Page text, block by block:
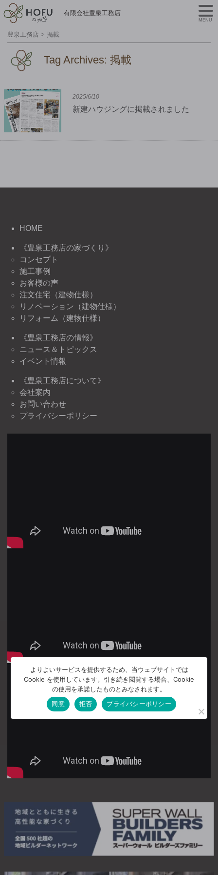
有限会社豊泉工務店
豊泉工務店 > 掲載
Tag Archives: 掲載
2025/6/10
新建ハウジングに掲載されました
MENU
HOME
《豊泉工務店の家づくり》
コンセプト
施工事例
お客様の声
注文住宅（建物仕様）
リノベーション（建物仕様）
リフォーム（建物仕様）
《豊泉工務店の情報》
ニュース＆トピックス
イベント情報
《豊泉工務店について》
会社案内
お問い合わせ
プライバシーポリシー
よりよいサービスを提供するため、当ウェブサイトでは
Cookie を使用しています。引き続き閲覧する場合、Cookie
の使用を承諾したものとみなされます。
同意
拒否 プライバシーポリシー